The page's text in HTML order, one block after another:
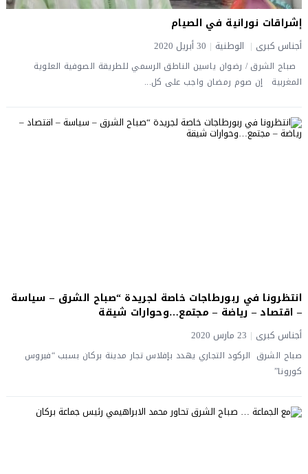
إشراقات نورانية في الصيام
أجناس كبرى الوطنية 30 أبريل 2020
صباح الشرق / رضوان ياسين الناطق الرسمي للطريقة الصوفية العلوية
المغربية إن صوم رمضان واجب على كل...
انتظرونا في ربورطاجات خاصة لجريدة “صباح الشرق – سياسة
– اقتصاد – رياضة – مجتمع…وحوارات شيقة
أجناس كبرى 23 مارس 2020
صباح الشرق الركود التجاري يهدد بإفلاس تجار مدينة بركان بسبب “فيروس
كورونا”